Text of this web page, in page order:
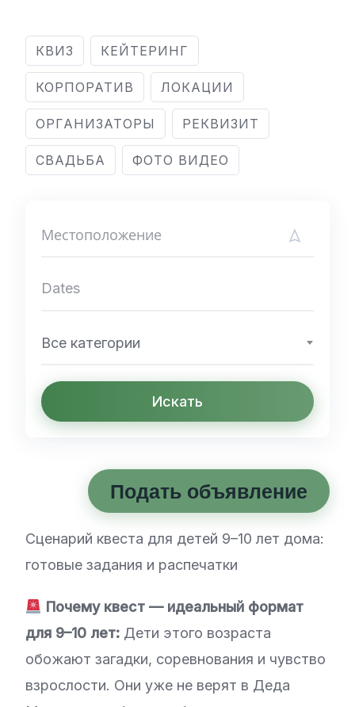
КВИЗ КЕЙТЕРИНГ
КОРПОРАТИВ ЛОКАЦИИ
ОРГАНИЗАТОРЫ РЕКВИЗИТ
СВАДЬБА ФОТО ВИДЕО
Все категории
Искать
Подать объявление
Сценарий квеста для детей 9–10 лет дома:
готовые задания и распечатки
Почему квест — идеальный формат
для 9–10 лет: Дети этого возраста
обожают загадки, соревнования и чувство
взрослости. Они уже не верят в Деда